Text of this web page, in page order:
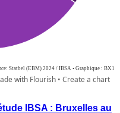
IBSA : Bruxelles au